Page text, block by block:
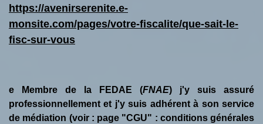
https://avenirserenite.e-
monsite.com/pages/votre-fiscalite/que-sait-le-
fisc-sur-vous
e Membre de la FEDAE (FNAE) j'y suis assuré
professionnellement et j'y suis adhérent à son service
de médiation (voir : page "CGU" : conditions générales